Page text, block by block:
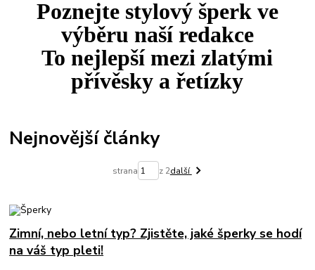
Poznejte stylový šperk ve
výběru naší redakce
To nejlepší mezi zlatými
přívěsky a řetízky
Nejnovější články
strana z 2další
Zimní, nebo letní typ? Zjistěte, jaké šperky se hodí
na váš typ pleti!